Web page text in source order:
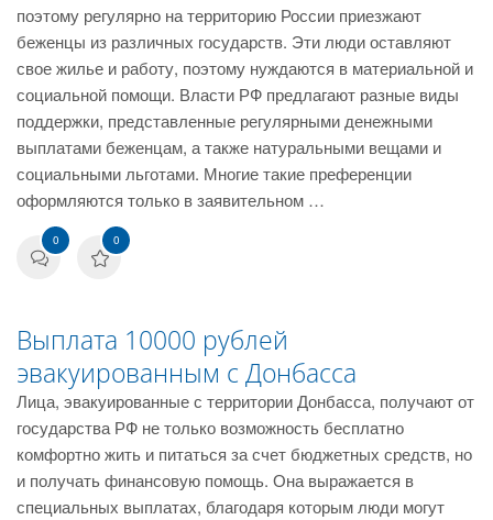
поэтому регулярно на территорию России приезжают
беженцы из различных государств. Эти люди оставляют
свое жилье и работу, поэтому нуждаются в материальной и
социальной помощи. Власти РФ предлагают разные виды
поддержки, представленные регулярными денежными
выплатами беженцам, а также натуральными вещами и
социальными льготами. Многие такие преференции
оформляются только в заявительном …
0 0
Выплата 10000 рублей
эвакуированным с Донбасса
Лица, эвакуированные с территории Донбасса, получают от
государства РФ не только возможность бесплатно
комфортно жить и питаться за счет бюджетных средств, но
и получать финансовую помощь. Она выражается в
специальных выплатах, благодаря которым люди могут